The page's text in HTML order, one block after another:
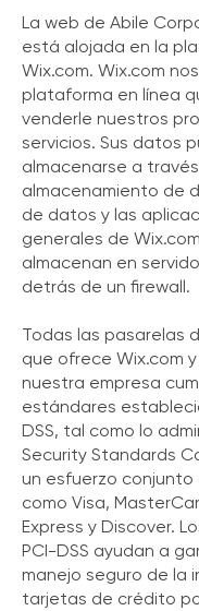
La web de Abile
está alojada en la
Wix.com. Wix.com
plataforma en línea
venderle nuestros
servicios. Sus datos
almacenarse a
almacenamiento de
de datos y las
generales de
almacenan en
detrás de un firewall.
Todas las pasarelas
que ofrece Wix.com
nuestra empresa
estándares
DSS, tal como lo
Security Standards
un esfuerzo conjunto
como Visa,
Express y Discover.
PCI-DSS ayudan a
manejo seguro de la
tarjetas de crédito